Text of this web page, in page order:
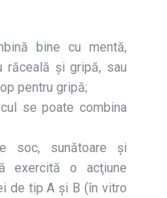
bine cu mentă,
răceală şi gripă, sau
pentru gripă;
se poate combina
soc, sunătoare şi
exercită o acţiune
de tip A și B (în vitro